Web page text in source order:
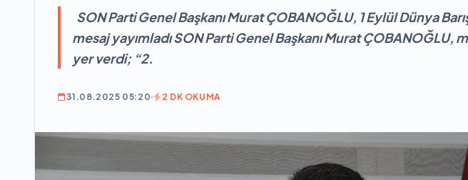
SON Parti Genel Başkanı Murat ÇOBANOĞLU, 1 Eylül Dünya
mesaj yayımladı SON Parti Genel Başkanı Murat ÇOBANOĞLU,
yer verdi; “2.
31.08.2025 05:20 2 DK OKUMA